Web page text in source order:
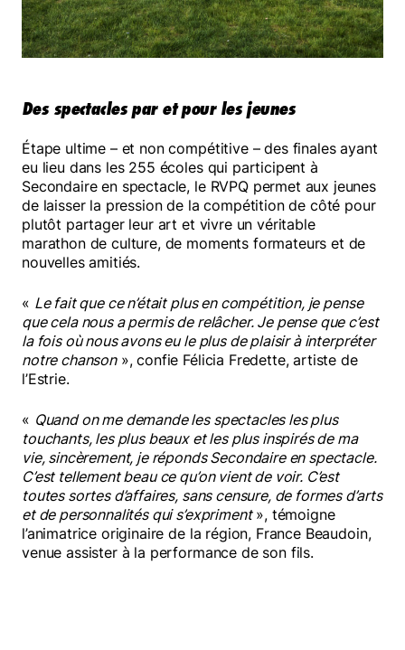
Des spectacles par et pour les jeunes
Étape ultime – et non compétitive – des finales ayant
eu lieu dans les 255 écoles qui participent à
Secondaire en spectacle, le RVPQ permet aux jeunes
de laisser la pression de la compétition de côté pour
plutôt partager leur art et vivre un véritable
marathon de culture, de moments formateurs et de
nouvelles amitiés.
« Le fait que ce n’était plus en compétition, je pense
que cela nous a permis de relâcher. Je pense que c’est
la fois où nous avons eu le plus de plaisir à interpréter
notre chanson», confie Félicia Fredette, artiste de
l’Estrie.
« Quand on me demande les spectacles les plus
touchants, les plus beaux et les plus inspirés de ma
vie, sincèrement, je réponds Secondaire en spectacle.
C’est tellement beau ce qu’on vient de voir. C’est
toutes sortes d’affaires, sans censure, de formes d’arts
et de personnalités qui s’expriment», témoigne
l’animatrice originaire de la région, France Beaudoin,
venue assister à la performance de son fils.